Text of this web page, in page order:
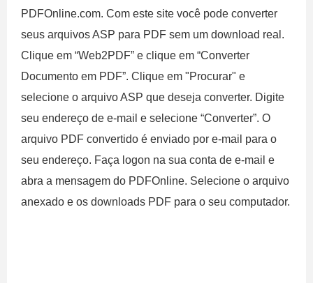
PDFOnline.com. Com este site você pode converter
seus arquivos ASP para PDF sem um download real.
Clique em “Web2PDF” e clique em “Converter
Documento em PDF”. Clique em "Procurar" e
selecione o arquivo ASP que deseja converter. Digite
seu endereço de e-mail e selecione “Converter”. O
arquivo PDF convertido é enviado por e-mail para o
seu endereço. Faça logon na sua conta de e-mail e
abra a mensagem do PDFOnline. Selecione o arquivo
anexado e os downloads PDF para o seu computador.